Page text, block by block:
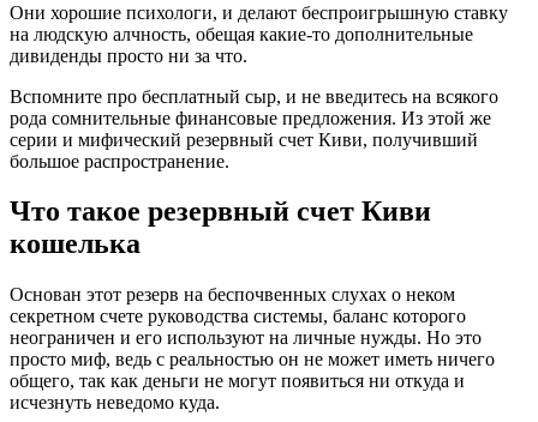
Они хорошие психологи, и делают беспроигрышную ставку
на людскую алчность, обещая какие-то дополнительные
дивиденды просто ни за что.
Вспомните про бесплатный сыр, и не введитесь на всякого
рода сомнительные финансовые предложения. Из этой же
серии и мифический резервный счет Киви, получивший
большое распространение.
Что такое резервный счет Киви
кошелька
Основан этот резерв на беспочвенных слухах о неком
секретном счете руководства системы, баланс которого
неограничен и его используют на личные нужды. Но это
просто миф, ведь с реальностью он не может иметь ничего
общего, так как деньги не могут появиться ни откуда и
исчезнуть неведомо куда.